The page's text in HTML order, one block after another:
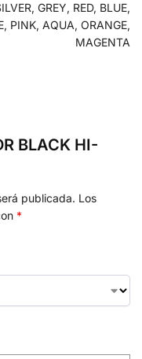
GREY, RED, BLUE,
PINK, AQUA, ORANGE,
MAGENTA
BLACK HI-
publicada. Los
*